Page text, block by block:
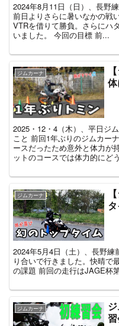
2024年8月11日（日）、長野
前日よりさらに暑いなかの戦
VTRを借りて勝負。さらにハ
いました。 今回の目標 前...
ジムカーナ
2025・12・4（木）、平日ジ
こと 前回1年ぶりのジムカー
ースだったため意外と体力が
ットのコースでは体力的にど
ジムカーナ
2024年5月4日（土）、長野
り合いで行きました。快晴で
の課題 前回の走行はJAGE杯
ジムカーナ